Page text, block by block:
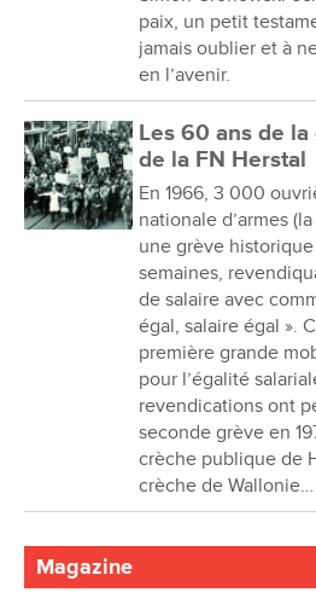
paix, un petit
jamais oublier et à
en l’avenir.
Les 60 ans de
de la FN Herstal
En 1966, 3 000
nationale d’armes
une grève
semaines,
de salaire avec
égal, salaire égal ».
première grande
pour l’égalité
revendications ont
seconde grève en
crèche publique de
crèche de Wallonie…
Magazine